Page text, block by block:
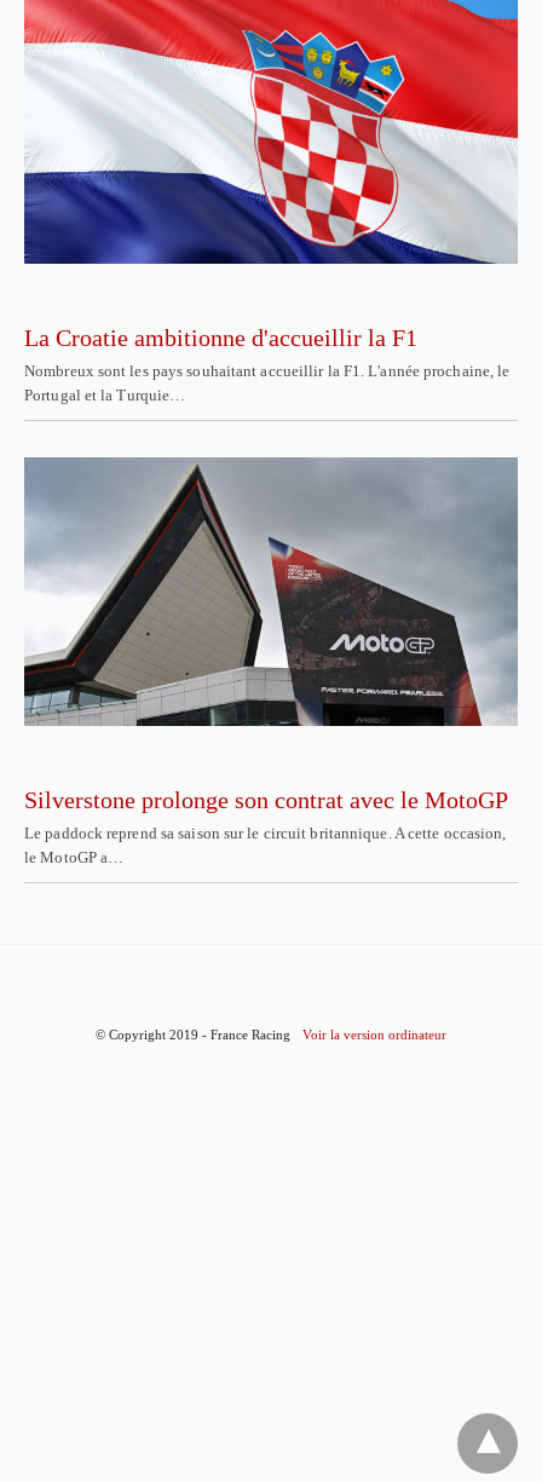
La Croatie ambitionne d'accueillir la F1
Nombreux sont les pays souhaitant accueillir la F1. L'année prochaine, le
Portugal et la Turquie…
Silverstone prolonge son contrat avec le MotoGP
Le paddock reprend sa saison sur le circuit britannique. A cette occasion,
le MotoGP a…
© Copyright 2019 - France Racing Voir la version ordinateur